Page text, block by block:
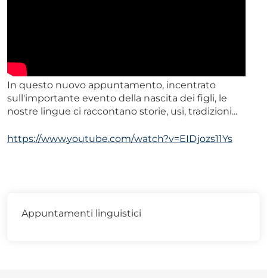
In questo nuovo appuntamento, incentrato
sull'importante evento della nascita dei figli, le
nostre lingue ci raccontano storie, usi, tradizioni...
https://www.youtube.com/watch?v=EIDjozs11Ys
Appuntamenti linguistici